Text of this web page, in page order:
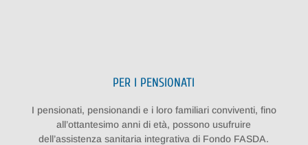
PER I PENSIONATI
I pensionati, pensionandi e i loro familiari conviventi, fino
all’ottantesimo anni di età, possono usufruire
dell’assistenza sanitaria integrativa di Fondo FASDA.